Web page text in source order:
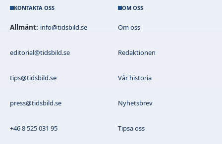
KONTAKTA OSS
Allmänt: info@tidsbild.se
editorial@tidsbild.se
tips@tidsbild.se
press@tidsbild.se
+46 8 525 031 95
OM OSS
Om oss
Redaktionen
Vår historia
Nyhetsbrev
Tipsa oss